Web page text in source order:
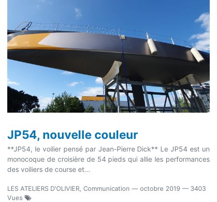
JP54, nouvelle couleur
**JP54, le voilier pensé par Jean-Pierre Dick** Le JP54 est un
monocoque de croisière de 54 pieds qui allie les performances
des voiliers de course et...
LES ATELIERS D'OLIVIER, Communication — octobre 2019 — 3403
Vues